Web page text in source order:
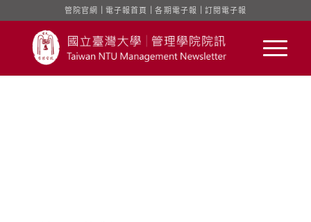
管院官網 電子報首頁 ｜各期電子報 訂閱電子報